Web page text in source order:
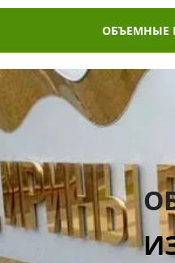
ОБЪЕМНЫЕ